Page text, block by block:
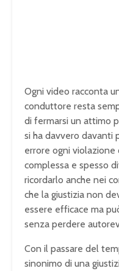
Ogni video racconta
conduttore resta
di fermarsi un attimo
si ha davvero davanti
errore ogni violazione
complessa e spesso
ricordarlo anche nei
che la giustizia non
essere efficace ma
senza perdere
Con il passare del
sinonimo di una